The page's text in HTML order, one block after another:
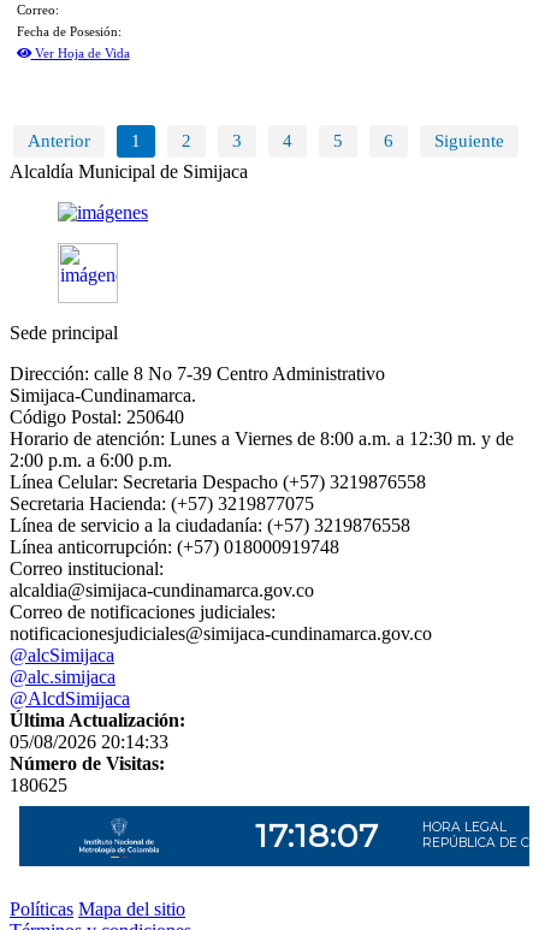
Correo:
Fecha de Posesión:
Ver Hoja de Vida
Anterior 1 2 3 4 5 6 Siguiente
Alcaldía Municipal de Simijaca
Sede principal
Dirección: calle 8 No 7-39 Centro Administrativo
Simijaca-Cundinamarca.
Código Postal: 250640
Horario de atención: Lunes a Viernes de 8:00 a.m. a 12:30 m. y de
2:00 p.m. a 6:00 p.m.
Línea Celular: Secretaria Despacho (+57) 3219876558
Secretaria Hacienda: (+57) 3219877075
Línea de servicio a la ciudadanía: (+57) 3219876558
Línea anticorrupción: (+57) 018000919748
Correo institucional:
alcaldia@simijaca-cundinamarca.gov.co
Correo de notificaciones judiciales:
notificacionesjudiciales@simijaca-cundinamarca.gov.co
@alcSimijaca
@alc.simijaca
@AlcdSimijaca
Última Actualización:
05/08/2026 20:14:33
Número de Visitas:
180625
Políticas Mapa del sitio